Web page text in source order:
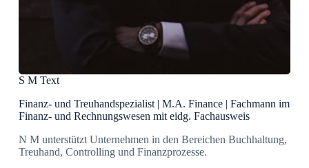
S M Text
Finanz- und Treuhandspezialist | M.A. Finance | Fachmann im
Finanz- und Rechnungswesen mit eidg. Fachausweis
N M unterstützt Unternehmen in den Bereichen Buchhaltung,
Treuhand, Controlling und Finanzprozesse.